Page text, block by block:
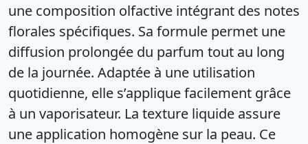
une composition olfactive intégrant des notes
florales spécifiques. Sa formule permet une
diffusion prolongée du parfum tout au long
de la journée. Adaptée à une utilisation
quotidienne, elle s’applique facilement grâce
à un vaporisateur. La texture liquide assure
une application homogène sur la peau. Ce